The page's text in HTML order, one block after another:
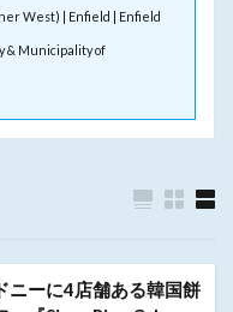
West) | Enfield | Enfield
& Municipality of
ニーに4店舗ある韓国餅